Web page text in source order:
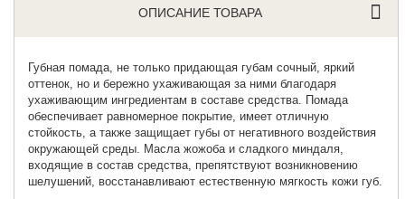
ОПИСАНИЕ ТОВАРА
Губная помада , не только придающая губам сочный, яркий
оттенок, но и бережно ухаживающая за ними благодаря
ухаживающим ингредиентам в составе средства. Помада
обеспечивает равномерное покрытие, имеет отличную
стойкость, а также защищает губы от негативного воздействия
окружающей среды. Масла жожоба и сладкого миндаля,
входящие в состав средства, препятствуют возникновению
шелушений, восстанавливают естественную мягкость кожи губ.